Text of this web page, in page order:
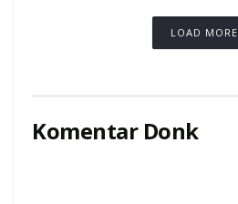
LOAD MORE
Komentar Donk